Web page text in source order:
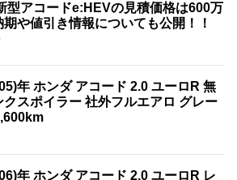
型アコードe:HEVの見積価格は600万
期や値引き情報についても公開！！
年 ホンダ アコード 2.0 ユーロR 無
クスポイラー 社外フルエアロ グレー
年 ホンダ アコード 2.0 ユーロR レ